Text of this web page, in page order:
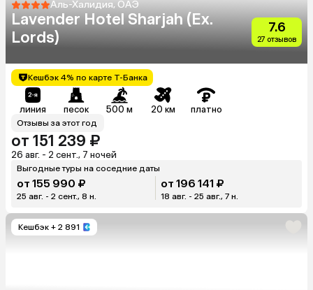
Аль-Халидия, ОАЭ
Lavender Hotel Sharjah (Ex.
Lords)
7.6
27 отзывов
Кешбэк 4% по карте Т-Банка
линия песок 500 м 20 км платно
Отзывы за этот год
от 151 239 ₽
26 авг. - 2 сент., 7 ночей
Выгодные туры на соседние даты
от 155 990 ₽
25 авг. - 2 сент., 8 н.
от 196 141 ₽
18 авг. - 25 авг., 7 н.
Кешбэк + 2 891